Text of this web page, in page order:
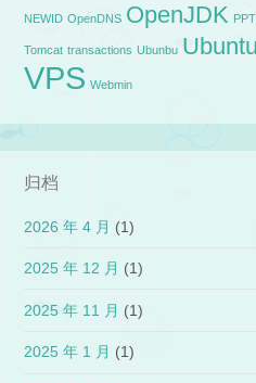
NEWID OpenDNS OpenJDK
Tomcat transactions Ubunbu Ubuntu
VPS Webmin
归档
2026 年 4 月 (1)
2025 年 12 月 (1)
2025 年 11 月 (1)
2025 年 1 月 (1)